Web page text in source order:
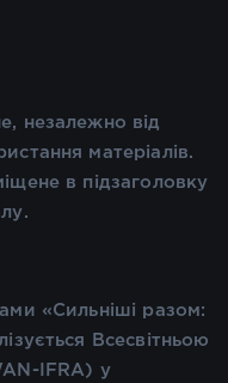
незалежно від
матеріалів.
в підзаголовку
«Сильніші разом:
Всесвітньою
IFRA) у